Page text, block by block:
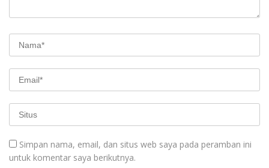
Simpan nama, email, dan situs web saya pada peramban ini
untuk komentar saya berikutnya.